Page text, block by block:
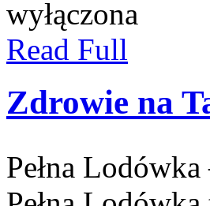
wyłączona
Read Full
Zdrowie na
Pełna